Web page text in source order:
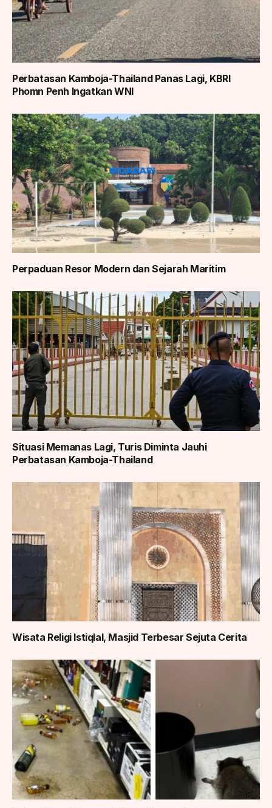
Perbatasan Kamboja-Thailand Panas Lagi, KBRI
Phomn Penh Ingatkan WNI
Perpaduan Resor Modern dan Sejarah Maritim
Situasi Memanas Lagi, Turis Diminta Jauhi
Perbatasan Kamboja-Thailand
Wisata Religi Istiqlal, Masjid Terbesar Sejuta Cerita